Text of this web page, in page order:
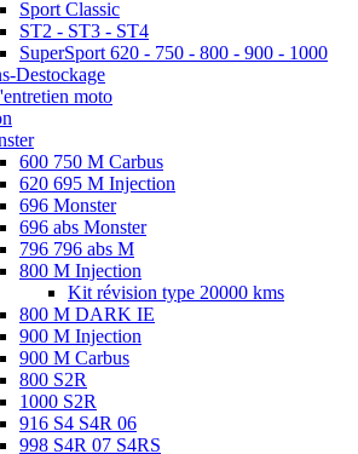
Sport Classic
ST2 - ST3 - ST4
SuperSport 620 - 750 - 800 - 900 - 1000
Destockage
moto
600 750 M Carbus
620 695 M Injection
696 Monster
696 abs Monster
796 796 abs M
800 M Injection
Kit révision type 20000 kms
800 M DARK IE
900 M Injection
900 M Carbus
800 S2R
1000 S2R
916 S4 S4R 06
998 S4R 07 S4RS